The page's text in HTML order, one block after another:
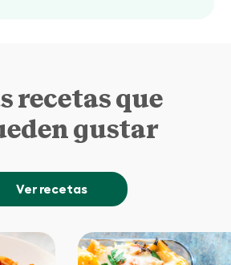
recetas que
gustar
Ver recetas